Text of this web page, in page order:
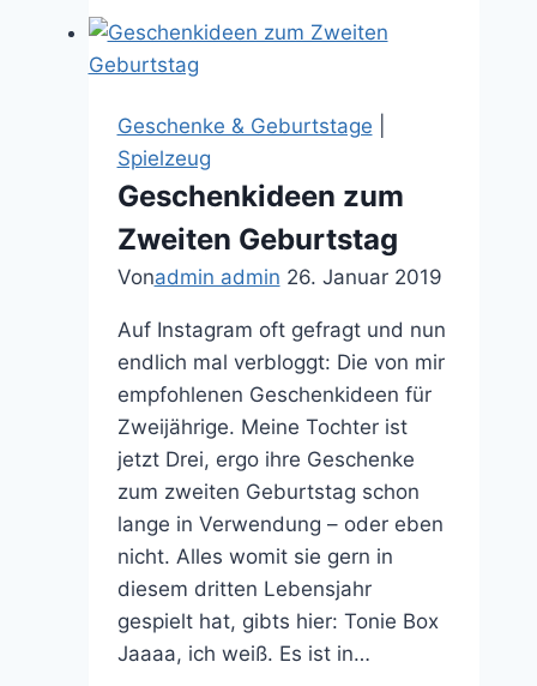
und
bespielen
Geschenke & Geburtstage
Spielzeug
Geschenkideen zum
Zweiten Geburtstag
Vonadmin admin 26. Januar 2019
Auf Instagram oft gefragt und nun
endlich mal verbloggt: Die von mir
empfohlenen Geschenkideen für
Zweijährige. Meine Tochter ist
jetzt Drei, ergo ihre Geschenke
zum zweiten Geburtstag schon
lange in Verwendung – oder eben
nicht. Alles womit sie gern in
diesem dritten Lebensjahr
gespielt hat, gibts hier: Tonie Box
Jaaaa, ich weiß. Es ist in…